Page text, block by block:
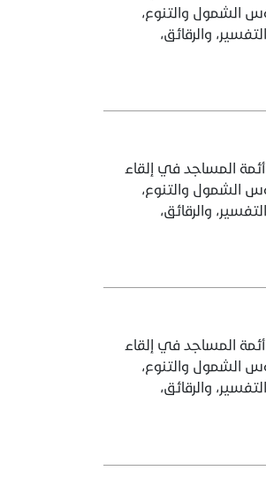
الشمول والتنوع،
والرقائق،
المساجد في إلقاء
الشمول والتنوع،
والرقائق،
المساجد في إلقاء
الشمول والتنوع،
والرقائق،